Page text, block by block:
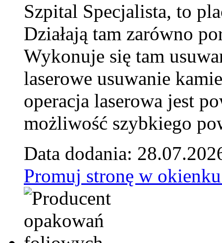
Szpital Specjalista, to
Działają tam zarówno
Wykonuje się tam
laserowe usuwanie
operacja laserowa jest
możliwość szybkiego
Data dodania:
Promuj stronę w